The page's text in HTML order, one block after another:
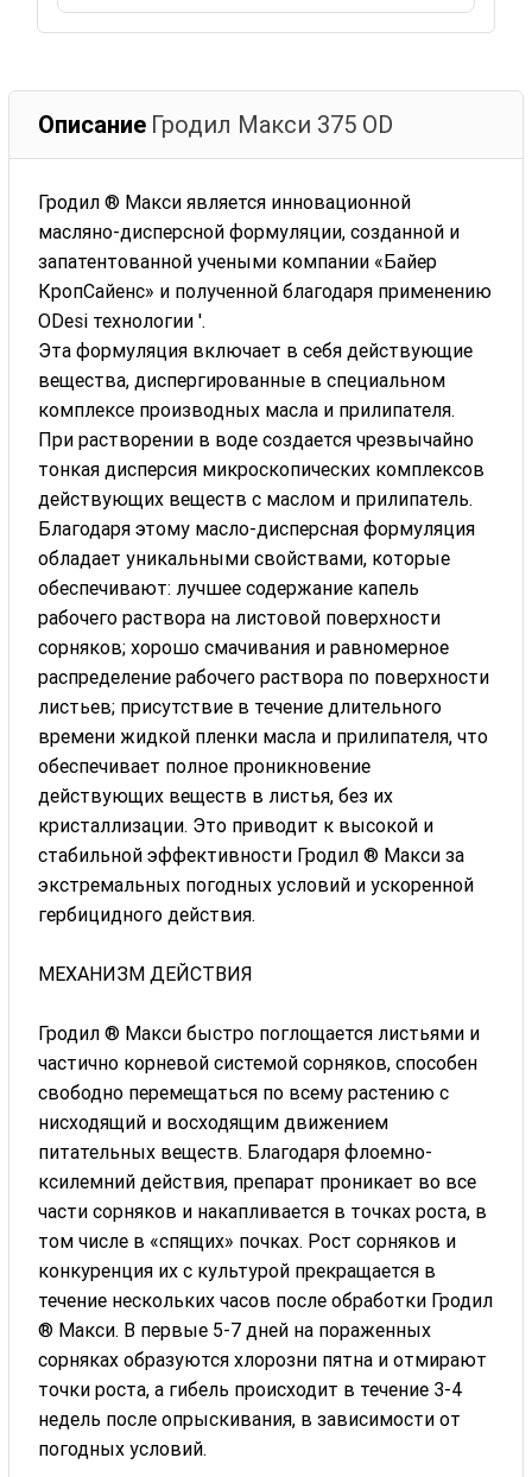
Описание Гродил Макси 375 ОD
Гродил ® Макси является инновационной
масляно-дисперсной формуляции, созданной и
запатентованной учеными компании «Байер
КропСайенс» и полученной благодаря применению
ODesi технологии '.
Эта формуляция включает в себя действующие
вещества, диспергированные в специальном
комплексе производных масла и прилипателя.
При растворении в воде создается чрезвычайно
тонкая дисперсия микроскопических комплексов
действующих веществ с маслом и прилипатель.
Благодаря этому масло-дисперсная формуляция
обладает уникальными свойствами, которые
обеспечивают: лучшее содержание капель
рабочего раствора на листовой поверхности
сорняков; хорошо смачивания и равномерное
распределение рабочего раствора по поверхности
листьев; присутствие в течение длительного
времени жидкой пленки масла и прилипателя, что
обеспечивает полное проникновение
действующих веществ в листья, без их
кристаллизации. Это приводит к высокой и
стабильной эффективности Гродил ® Макси за
экстремальных погодных условий и ускоренной
гербицидного действия.
МЕХАНИЗМ ДЕЙСТВИЯ
Гродил ® Макси быстро поглощается листьями и
частично корневой системой сорняков, способен
свободно перемещаться по всему растению с
нисходящий и восходящим движением
питательных веществ. Благодаря флоемно-
ксилемний действия, препарат проникает во все
части сорняков и накапливается в точках роста, в
том числе в «спящих» почках. Рост сорняков и
конкуренция их с культурой прекращается в
течение нескольких часов после обработки Гродил
® Макси. В первые 5-7 дней на пораженных
сорняках образуются хлорозни пятна и отмирают
точки роста, а гибель происходит в течение 3-4
недель после опрыскивания, в зависимости от
погодных условий.